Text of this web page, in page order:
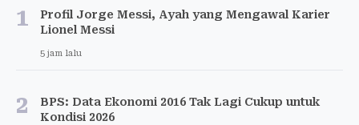
1
Profil Jorge Messi, Ayah yang Mengawal Karier
Lionel Messi
5 jam lalu
2
BPS: Data Ekonomi 2016 Tak Lagi Cukup untuk
Kondisi 2026